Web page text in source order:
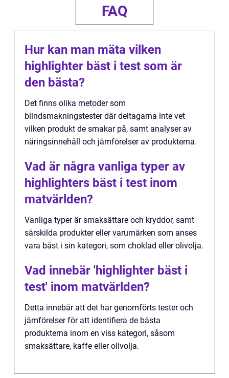
FAQ
Hur kan man mäta vilken
highlighter bäst i test som är
den bästa?
Det finns olika metoder som
blindsmakningstester där deltagarna inte vet
vilken produkt de smakar på, samt analyser av
näringsinnehåll och jämförelser av produkterna.
Vad är några vanliga typer av
highlighters bäst i test inom
matvärlden?
Vanliga typer är smaksättare och kryddor, samt
särskilda produkter eller varumärken som anses
vara bäst i sin kategori, som choklad eller olivolja.
Vad innebär 'highlighter bäst i
test' inom matvärlden?
Detta innebär att det har genomförts tester och
jämförelser för att identifiera de bästa
produkterna inom en viss kategori, såsom
smaksättare, kaffe eller olivolja.